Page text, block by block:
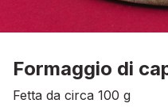
Formaggio di
Fetta da circa 100 g